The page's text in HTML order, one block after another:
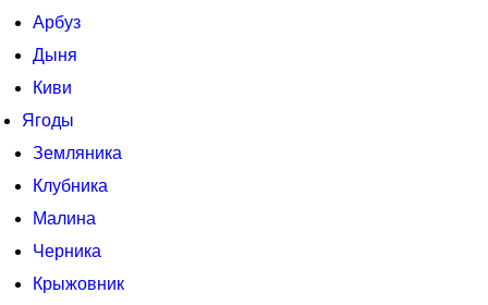
Арбуз
Дыня
Киви
Ягоды
Земляника
Клубника
Малина
Черника
Крыжовник